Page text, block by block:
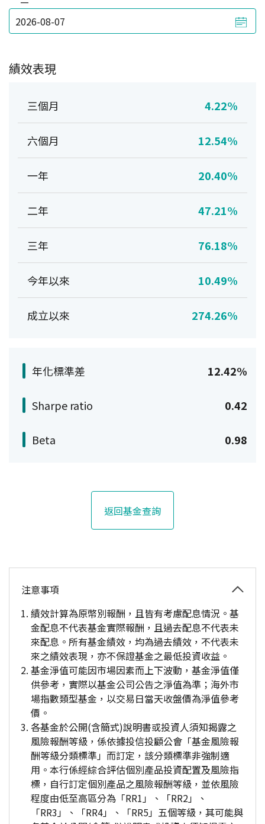
績效表現
三個月 4.22%
六個月 12.54%
一年 20.40%
二年 47.21%
三年 76.18%
今年以來 10.49%
成立以來 274.26%
年化標準差 12.42%
Sharpe ratio 0.42
Beta 0.98
返回基金查詢
注意事項
績效計算為原幣別報酬，且皆有考慮配息情況。基
金配息不代表基金實際報酬，且過去配息不代表未
來配息。所有基金績效，均為過去績效，不代表未
來之績效表現，亦不保證基金之最低投資收益。
基金淨值可能因市場因素而上下波動，基金淨值僅
供參考，實際以基金公司公告之淨值為準；海外市
場指數類型基金，以交易日當天收盤價為淨值參考
價。
各基金於公開(含簡式)說明書或投資人須知揭露之
風險報酬等級，係依據投信投顧公會「基金風險報
酬等級分類標準」而訂定，該分類標準非強制適
用。本行係經綜合評估個別產品投資配置及風險指
標，自行訂定個別產品之風險報酬等級，並依風險
程度由低至高區分為「RR1」、「RR2」、
「RR3」、「RR4」、「RR5」五個等級，其可能與